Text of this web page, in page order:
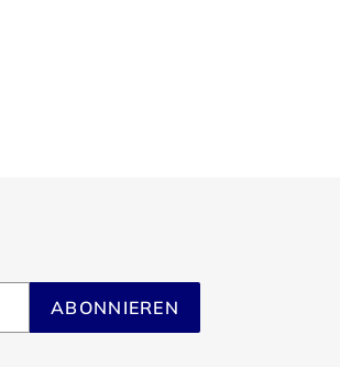
ABONNIEREN